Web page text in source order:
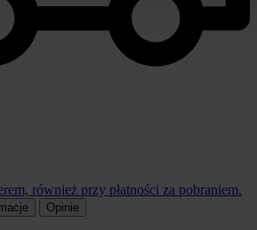
również przy płatności za pobraniem.
Opinie